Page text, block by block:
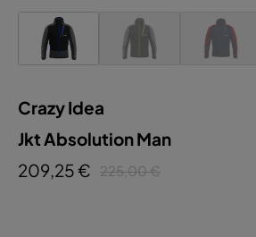
Crazy Idea
Jkt Absolution Man
209,25 € 225,00 €